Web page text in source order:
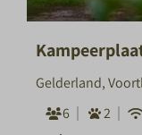
Gelderland,
6
2